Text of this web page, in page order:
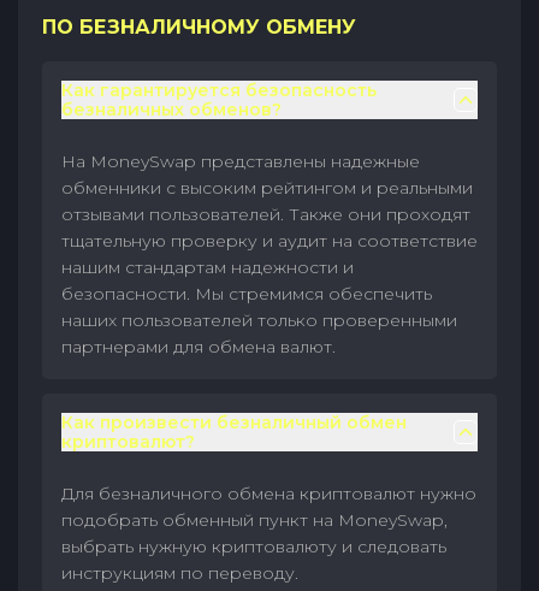
ПО БЕЗНАЛИЧНОМУ ОБМЕНУ
Как гарантируется безопасность
безналичных обменов?
На MoneySwap представлены надежные
обменники с высоким рейтингом и реальными
отзывами пользователей. Также они проходят
тщательную проверку и аудит на соответствие
нашим стандартам надежности и
безопасности. Мы стремимся обеспечить
наших пользователей только проверенными
партнерами для обмена валют.
Как произвести безналичный обмен
криптовалют?
Для безналичного обмена криптовалют нужно
подобрать обменный пункт на MoneySwap,
выбрать нужную криптовалюту и следовать
инструкциям по переводу.